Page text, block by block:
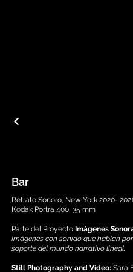
Bar
Retrato Sonoro, New York 2020-
Kodak Portra 400, 35 mm
Parte del Proyecto Imágenes
Imágenes con sonido que hablan
soporte del mundo narrativo lineal.
Still Photography and Video: Sara